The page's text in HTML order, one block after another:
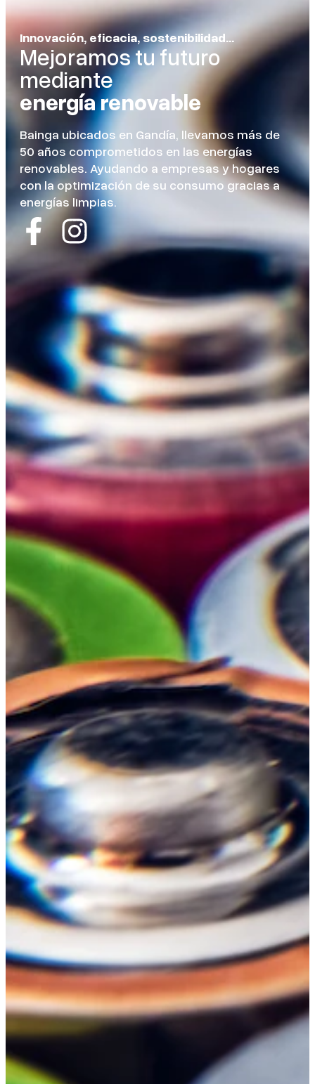
Innovación, eficacia, sostenibilidad...
Mejoramos tu futuro
mediante
energía renovable
Bainga ubicados en Gandía, llevamos más de
50 años comprometidos en las energías
renovables. Ayudando a empresas y hogares
con la optimización de su consumo gracias a
energías limpias.